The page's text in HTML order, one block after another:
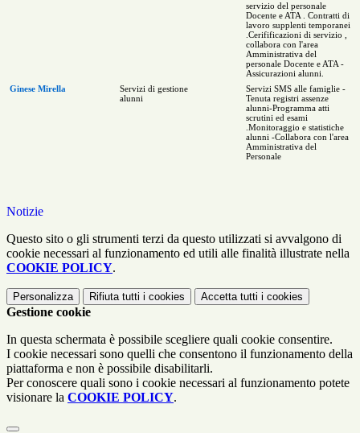
servizio del personale
Docente e ATA . Contratti di
lavoro supplenti temporanei
.Cerifificazioni di servizio ,
collabora con l'area
Amministrativa del
personale Docente e ATA -
Assicurazioni alunni.
Ginese Mirella
Servizi di gestione
alunni
Servizi SMS alle famiglie -
Tenuta registri assenze
alunni-Programma atti
scrutini ed esami
.Monitoraggio e statistiche
alunni -Collabora con l'area
Amministrativa del
Personale
Notizie
Questo sito o gli strumenti terzi da questo utilizzati si avvalgono di
cookie necessari al funzionamento ed utili alle finalità illustrate nella
COOKIE POLICY.
Personalizza Rifiuta tutti i cookies Accetta tutti i cookies
Gestione cookie
In questa schermata è possibile scegliere quali cookie consentire.
I cookie necessari sono quelli che consentono il funzionamento della
piattaforma e non è possibile disabilitarli.
Per conoscere quali sono i cookie necessari al funzionamento potete
visionare la COOKIE POLICY.